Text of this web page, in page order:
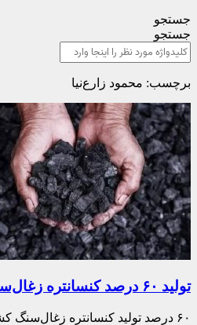
جستجو
جستجو
برچسب: محمود زارع‌نیا
تولید ۶۰ درصد کنسانتره زغال‌سنگ کشور در معادن طبس
۶۰ درصد تولید کنسانتره زغال‌سنگ کشور در معادن طبس تولید می شود. عضو کمیته ایمنی